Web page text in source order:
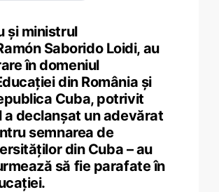
și ministrul
Saborido Loidi, au
în domeniul
din România și
Cuba, potrivit
declanșat un adevărat
semnarea de
din Cuba – au
să fie parafate în